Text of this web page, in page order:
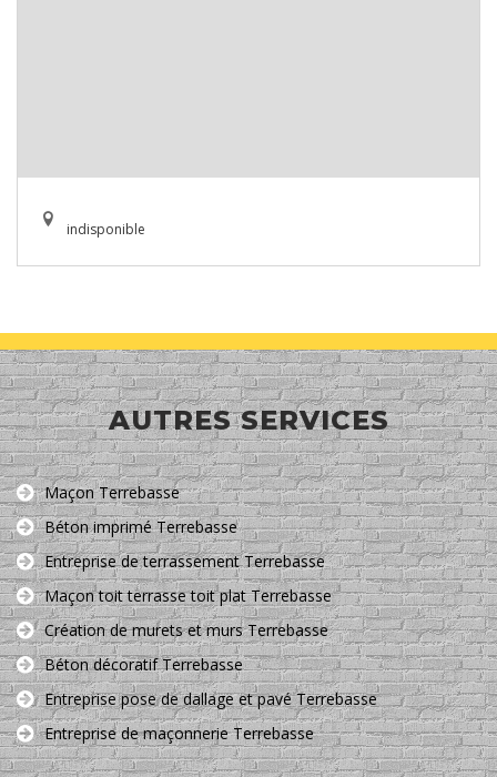
indisponible
AUTRES SERVICES
Maçon Terrebasse
Béton imprimé Terrebasse
Entreprise de terrassement Terrebasse
Maçon toit terrasse toit plat Terrebasse
Création de murets et murs Terrebasse
Béton décoratif Terrebasse
Entreprise pose de dallage et pavé Terrebasse
Entreprise de maçonnerie Terrebasse